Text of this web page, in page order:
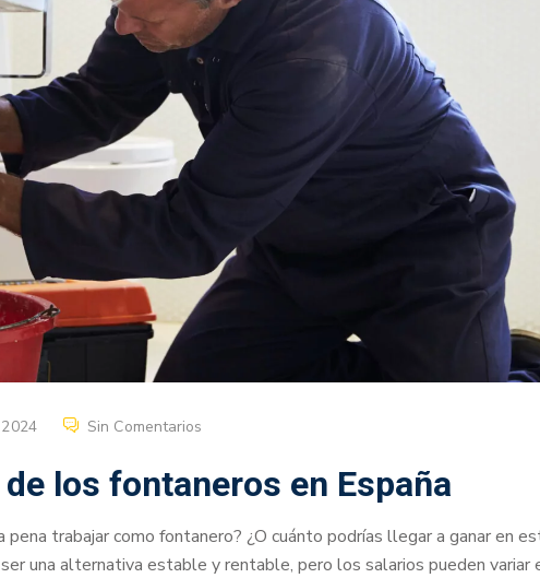
Sin Comentarios
los fontaneros en España
trabajar como fontanero? ¿O cuánto podrías llegar a ganar en
una alternativa estable y rentable, pero los salarios pueden variar